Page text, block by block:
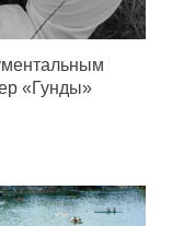
«Гунды»